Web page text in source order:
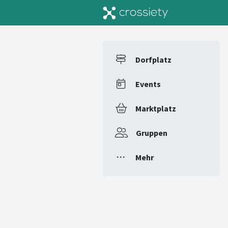
Dorfplatz
Events
Marktplatz
Gruppen
Mehr